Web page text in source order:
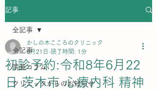
記事
全記事
院長コラム
クリニックからのお知らせ
全記事
初診予約:令和8年6月22
日 茨木市 心療内科 精神
かしの木こころのクリニック
6月21日 読了時間: 1分